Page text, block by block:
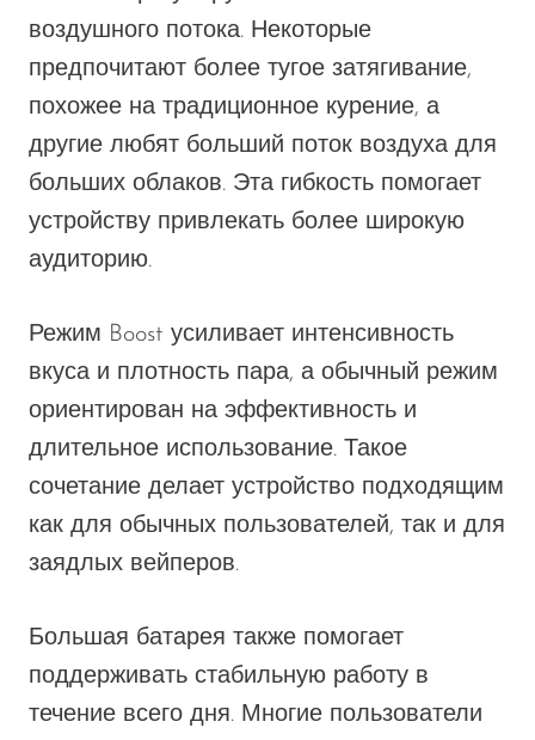
воздушного потока. Некоторые
предпочитают более тугое затягивание,
похожее на традиционное курение, а
другие любят больший поток воздуха для
больших облаков. Эта гибкость помогает
устройству привлекать более широкую
аудиторию.
Режим Boost усиливает интенсивность
вкуса и плотность пара, а обычный режим
ориентирован на эффективность и
длительное использование. Такое
сочетание делает устройство подходящим
как для обычных пользователей, так и для
заядлых вейперов.
Большая батарея также помогает
поддерживать стабильную работу в
течение всего дня. Многие пользователи